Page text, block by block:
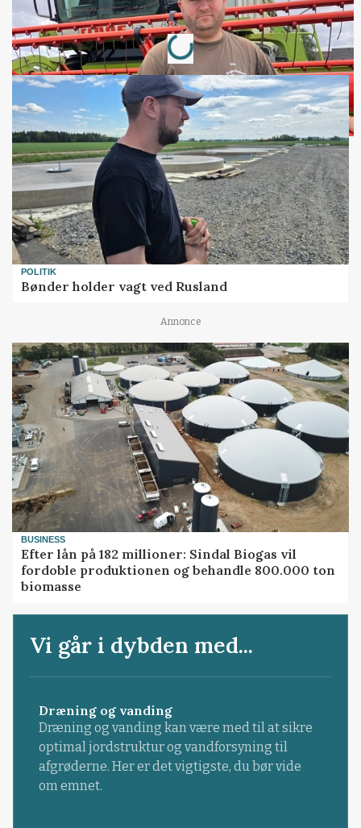
Annonce
Loading...
POLITIK
Bønder holder vagt ved Rusland
Annonce
BUSINESS
Efter lån på 182 millioner: Sindal Biogas vil
fordoble produktionen og behandle 800.000 ton
biomasse
Vi går i dybden med...
Dræning og vanding
Dræning og vanding kan være med til at sikre
optimal jordstruktur og vandforsyning til
afgrøderne. Her er det vigtigste, du bør vide
om emnet.